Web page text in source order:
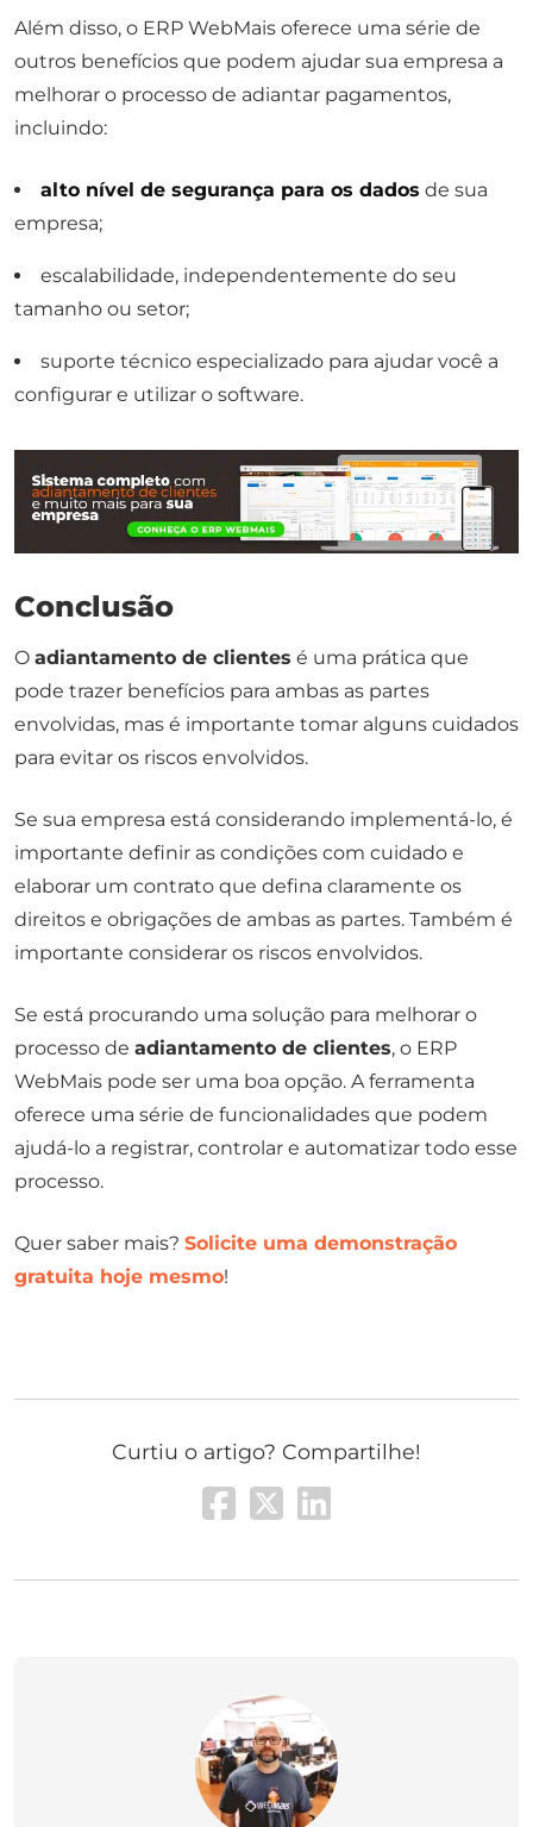
Além disso, o ERP WebMais oferece uma série de
outros benefícios que podem ajudar sua empresa a
melhorar o processo de adiantar pagamentos,
incluindo:
alto nível de segurança para os dados de sua
empresa;
escalabilidade, independentemente do seu
tamanho ou setor;
suporte técnico especializado para ajudar você a
configurar e utilizar o software.
Conclusão
O adiantamento de clientes é uma prática que
pode trazer benefícios para ambas as partes
envolvidas, mas é importante tomar alguns cuidados
para evitar os riscos envolvidos.
Se sua empresa está considerando implementá-lo, é
importante definir as condições com cuidado e
elaborar um contrato que defina claramente os
direitos e obrigações de ambas as partes. Também é
importante considerar os riscos envolvidos.
Se está procurando uma solução para melhorar o
processo de adiantamento de clientes, o ERP
WebMais pode ser uma boa opção. A ferramenta
oferece uma série de funcionalidades que podem
ajudá-lo a registrar, controlar e automatizar todo esse
processo.
Quer saber mais? Solicite uma demonstração
gratuita hoje mesmo!
Curtiu o artigo? Compartilhe!